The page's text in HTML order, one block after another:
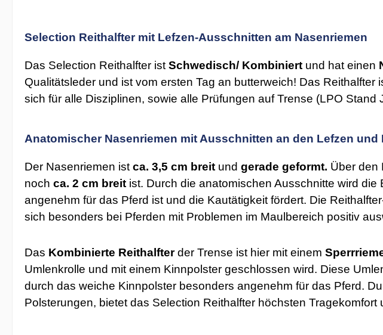
Selection Reithalfter mit Lefzen-Ausschnitten am Nasenriemen
Das Selection Reithalfter ist Schwedisch/ Kombiniert und hat einen
Qualitätsleder und ist vom ersten Tag an butterweich! Das
sich für alle Disziplinen, sowie alle Prüfungen auf Trense (LPO Stand
Anatomischer Nasenriemen mit Ausschnitten an den Lefzen
Der Nasenriemen ist ca. 3,5 cm breit und gerade geformt. Über den
noch ca. 2 cm breit ist. Durch die anatomischen Ausschnitte wird
angenehm für das Pferd ist und die Kautätigkeit fördert. Die
sich besonders bei Pferden mit Problemen im Maulbereich positiv
Das Kombinierte Reithalfterder Trense ist hier mit einem
Umlenkrolle und mit einem Kinnpolster geschlossen wird. Diese
durch das weiche Kinnpolster besonders angenehm für das Pferd.
Polsterungen, bietet das Selection Reithalfter höchsten